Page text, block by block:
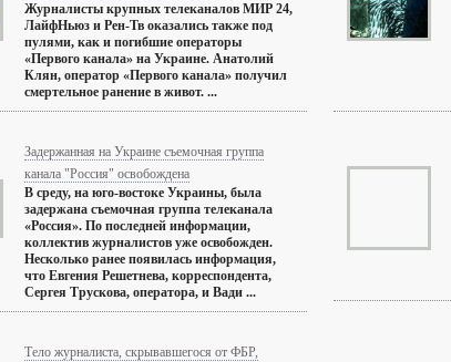
Журналисты крупных телеканалов МИР 24,
ЛайфНьюз и Рен-Тв оказались также под
пулями, как и погибшие операторы
«Первого канала» на Украине. Анатолий
Клян, оператор «Первого канала» получил
смертельное ранение в живот. ...
Задержанная на Украине съемочная группа
канала "Россия" освобождена
В среду, на юго-востоке Украины, была
задержана съемочная группа телеканала
«Россия». По последней информации,
коллектив журналистов уже освобожден.
Несколько ранее появилась информация,
что Евгения Решетнева, корреспондента,
Сергея Трускова, оператора, и Вади ...
Тело журналиста, скрывавшегося от ФБР,